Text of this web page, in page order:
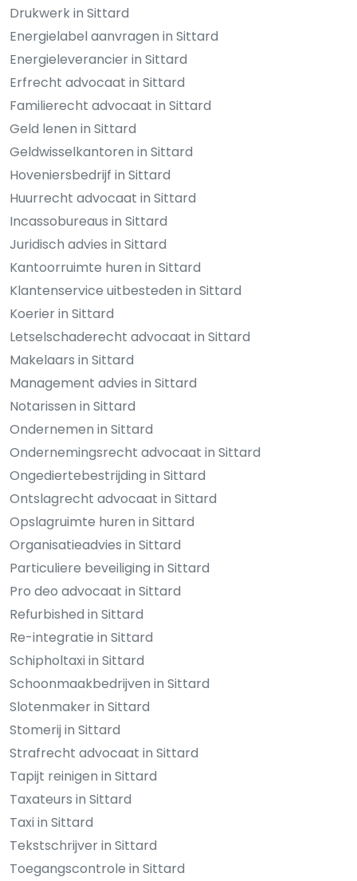
Drukwerk in Sittard
Energielabel aanvragen in Sittard
Energieleverancier in Sittard
Erfrecht advocaat in Sittard
Familierecht advocaat in Sittard
Geld lenen in Sittard
Geldwisselkantoren in Sittard
Hoveniersbedrijf in Sittard
Huurrecht advocaat in Sittard
Incassobureaus in Sittard
Juridisch advies in Sittard
Kantoorruimte huren in Sittard
Klantenservice uitbesteden in Sittard
Koerier in Sittard
Letselschaderecht advocaat in Sittard
Makelaars in Sittard
Management advies in Sittard
Notarissen in Sittard
Ondernemen in Sittard
Ondernemingsrecht advocaat in Sittard
Ongediertebestrijding in Sittard
Ontslagrecht advocaat in Sittard
Opslagruimte huren in Sittard
Organisatieadvies in Sittard
Particuliere beveiliging in Sittard
Pro deo advocaat in Sittard
Refurbished in Sittard
Re-integratie in Sittard
Schipholtaxi in Sittard
Schoonmaakbedrijven in Sittard
Slotenmaker in Sittard
Stomerij in Sittard
Strafrecht advocaat in Sittard
Tapijt reinigen in Sittard
Taxateurs in Sittard
Taxi in Sittard
Tekstschrijver in Sittard
Toegangscontrole in Sittard